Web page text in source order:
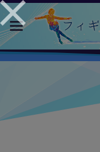
toggle
navigation